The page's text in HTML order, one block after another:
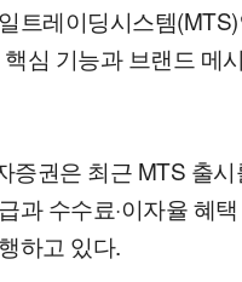
트레이딩시스템
심 기능과 브랜드 메
증권은 최근 MTS 출
과 수수료·이자율 혜
하고 있다.